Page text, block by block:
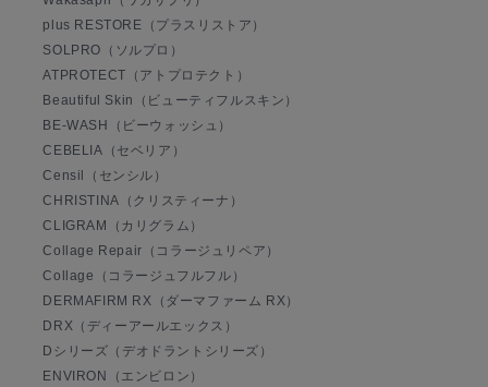
plus RESTORE（プラスリストア）
SOLPRO（ソルプロ）
ATPROTECT（アトプロテクト）
Beautiful Skin（ビューティフルスキン）
BE-WASH（ビーウォッシュ）
CEBELIA（セベリア）
Censil（センシル）
CHRISTINA（クリスティーナ）
CLIGRAM（カリグラム）
Collage Repair（コラージュリペア）
Collage（コラージュフルフル）
DERMAFIRM RX（ダーマファーム RX）
DRX（ディーアールエックス）
Dシリーズ（デオドラントシリーズ）
ENVIRON（エンビロン）